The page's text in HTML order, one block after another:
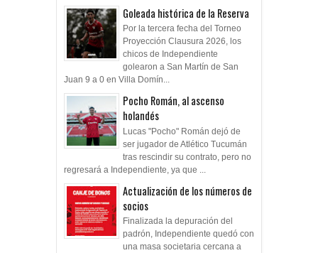
Goleada histórica de la Reserva
Por la tercera fecha del Torneo
Proyección Clausura 2026, los
chicos de Independiente
golearon a San Martín de San
Juan 9 a 0 en Villa Domín...
Pocho Román, al ascenso
holandés
Lucas "Pocho" Román dejó de
ser jugador de Atlético Tucumán
tras rescindir su contrato, pero no
regresará a Independiente, ya que ...
Actualización de los números de
socios
Finalizada la depuración del
padrón, Independiente quedó con
una masa societaria cercana a